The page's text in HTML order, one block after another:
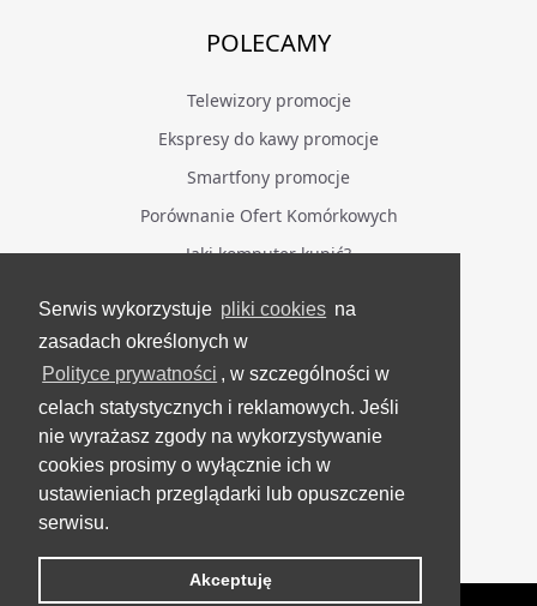
Serwis wykorzystuje pliki cookies na
zasadach określonych w
Polityce prywatności , w szczególności w
celach statystycznych i reklamowych. Jeśli
nie wyrażasz zgody na wykorzystywanie
cookies prosimy o wyłącznie ich w
ustawieniach przeglądarki lub opuszczenie
serwisu.
Akceptuję
POLECAMY
Telewizory promocje
Ekspresy do kawy promocje
Smartfony promocje
Porównanie Ofert Komórkowych
Jaki komputer kupić?
BĄDŹ NA BIEŻĄCO
Facebook
Grupa Testerzy Videotestów
YouTube
Twitter